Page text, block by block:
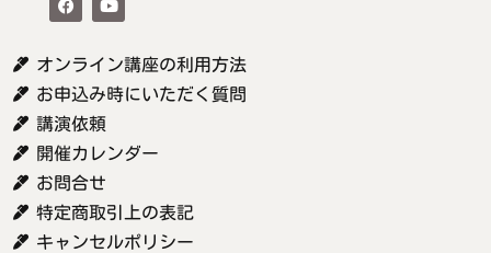
オンライン講座の利用方法
お申込み時にいただく質問
講演依頼
開催カレンダー
お問合せ
特定商取引上の表記
キャンセルポリシー